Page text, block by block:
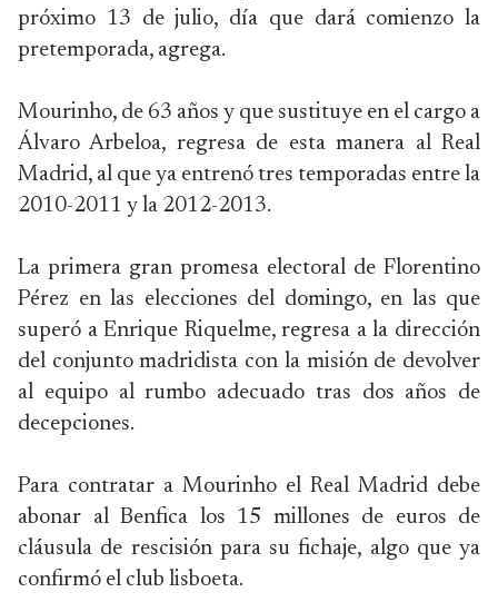
próximo 13 de julio, día que dará comienzo la
pretemporada, agrega.
Mourinho, de 63 años y que sustituye en el cargo a
Álvaro Arbeloa, regresa de esta manera al Real
Madrid, al que ya entrenó tres temporadas entre la
2010-2011 y la 2012-2013.
La primera gran promesa electoral de Florentino
Pérez en las elecciones del domingo, en las que
superó a Enrique Riquelme, regresa a la dirección
del conjunto madridista con la misión de devolver
al equipo al rumbo adecuado tras dos años de
decepciones.
Para contratar a Mourinho el Real Madrid debe
abonar al Benfica los 15 millones de euros de
cláusula de rescisión para su fichaje, algo que ya
confirmó el club lisboeta.